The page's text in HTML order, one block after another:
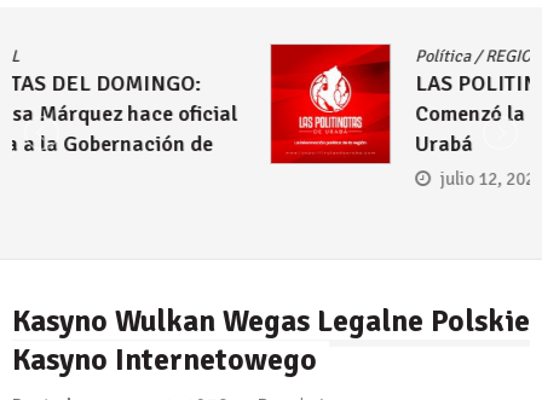
LAS POLITINOTAS DEL DOMINGO:
Comenzó la puja por las alcaldías de
Urabá
Kasyno Wulkan Wegas Legalne Polskie
Kasyno Internetowego